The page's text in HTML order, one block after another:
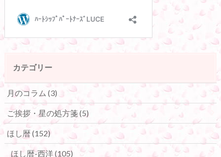
カテゴリー
月のコラム (3)
ご挨拶・星の処方箋(5)
ほし暦(152)
ほし暦-西洋(105)